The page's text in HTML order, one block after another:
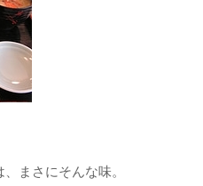
まさにそんな味。